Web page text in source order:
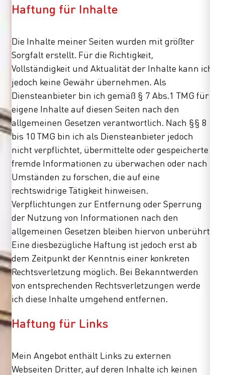
Haftung für Inhalte
Die Inhalte meiner Seiten wurden mit größter
Sorgfalt erstellt. Für die Richtigkeit,
Vollständigkeit und Aktualität der Inhalte kann ich
jedoch keine Gewähr übernehmen. Als
Diensteanbieter bin ich gemäß § 7 Abs.1 TMG für
eigene Inhalte auf diesen Seiten nach den
allgemeinen Gesetzen verantwortlich. Nach §§ 8
bis 10 TMG bin ich als Diensteanbieter jedoch
nicht verpflichtet, übermittelte oder gespeicherte
fremde Informationen zu überwachen oder nach
Umständen zu forschen, die auf eine
rechtswidrige Tätigkeit hinweisen.
Verpflichtungen zur Entfernung oder Sperrung
der Nutzung von Informationen nach den
allgemeinen Gesetzen bleiben hiervon unberührt.
Eine diesbezügliche Haftung ist jedoch erst ab
dem Zeitpunkt der Kenntnis einer konkreten
Rechtsverletzung möglich. Bei Bekanntwerden
von entsprechenden Rechtsverletzungen werde
ich diese Inhalte umgehend entfernen.
Haftung für Links
Mein Angebot enthält Links zu externen
Webseiten Dritter, auf deren Inhalte ich keinen